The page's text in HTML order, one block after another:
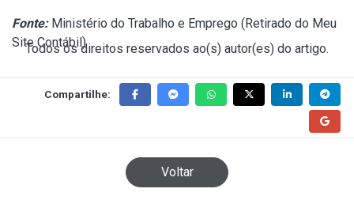
Fonte:Ministério do Trabalho e Emprego (Retirado do Meu
Site Contábil)
Todos os direitos reservados ao(s) autor(es) do artigo.
Compartilhe:
Voltar